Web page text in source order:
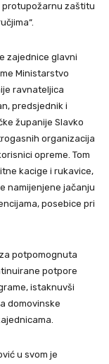
protupožarnu zaštitu
zajednice glavni
Ministarstvo
ravnateljica
predsjednik i
županije Slavko
organizacija
opreme. Tom
kacige i rukavice,
namijenjene jačanju
posebice pri
potpomognuta
potpore
istaknuvši
domovinske
u svom je